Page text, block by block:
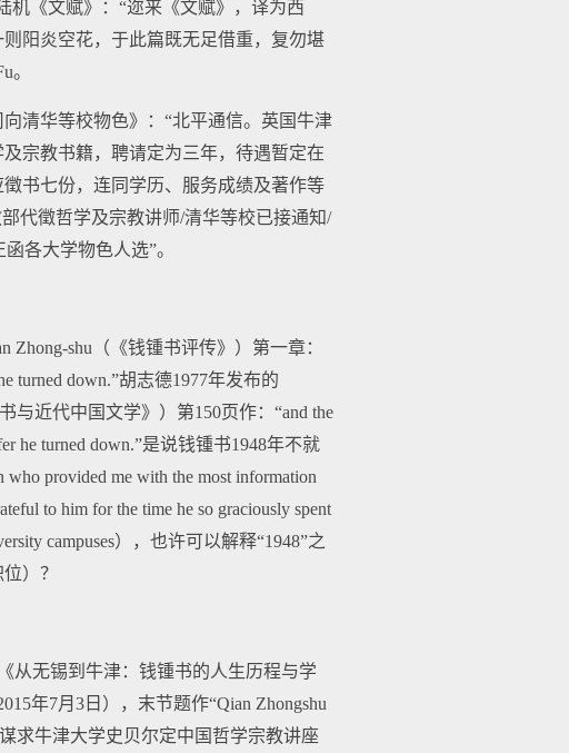
机《文赋》：“迩来《文赋》，译为西
阳炎空花，于此篇既无足借重，复勿堪
。
清华等校物色》：“北平通信。英国牛津
宗教书籍，聘请定为三年，待遇暂定在
书七份，连同学历、服务成绩及著作等
代徵哲学及宗教讲师/清华等校已接通知/
各大学物色人选”。
shu（《钱锺书评传》）第一章：
turned down.”胡志德1977年发布的
与近代中国文学》）第150页作：“and the
he turned down.”是说钱锺书1948年不就
provided me with the most information
to him for the time he so graciously spent
campuses），也许可以解释“1948”之
）？
《从无锡到牛津：钱锺书的人生历程与学
年7月3日），末节题作“Qian Zhongshu
谋求牛津大学史贝尔定中国哲学宗教讲座